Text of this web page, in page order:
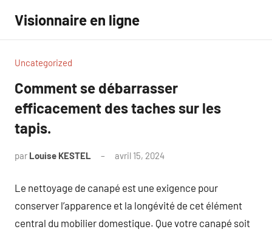
contenu
Visionnaire en ligne
Uncategorized
Comment se débarrasser
efficacement des taches sur les
tapis.
par Louise KESTEL avril 15, 2024
Le nettoyage de canapé est une exigence pour
conserver l’apparence et la longévité de cet élément
central du mobilier domestique. Que votre canapé soit